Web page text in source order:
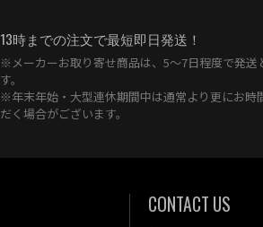
13時までの注文で最短即日発送！
※メーカーお取り寄せ商品は、5〜7日程度で発送
す。
※年末年始・大型連休期間中は通常より更にお時
だく場合がございます。
CONTACT US